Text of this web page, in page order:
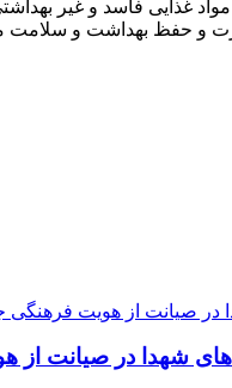
شهدا در صیانت از